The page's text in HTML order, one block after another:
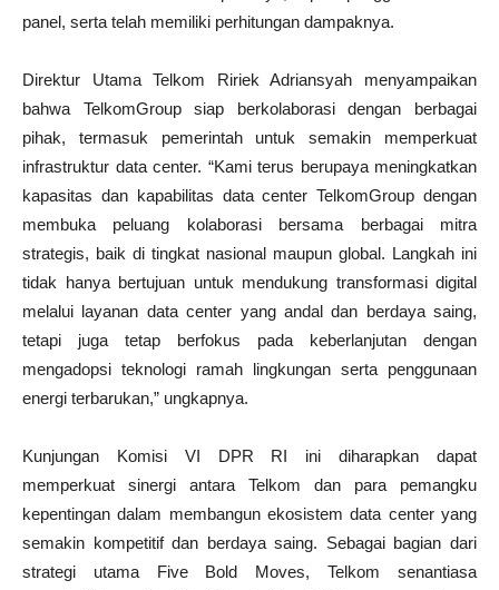
panel, serta telah memiliki perhitungan dampaknya.
Direktur Utama Telkom Ririek Adriansyah menyampaikan
bahwa TelkomGroup siap berkolaborasi dengan berbagai
pihak, termasuk pemerintah untuk semakin memperkuat
infrastruktur data center. “Kami terus berupaya meningkatkan
kapasitas dan kapabilitas data center TelkomGroup dengan
membuka peluang kolaborasi bersama berbagai mitra
strategis, baik di tingkat nasional maupun global. Langkah ini
tidak hanya bertujuan untuk mendukung transformasi digital
melalui layanan data center yang andal dan berdaya saing,
tetapi juga tetap berfokus pada keberlanjutan dengan
mengadopsi teknologi ramah lingkungan serta penggunaan
energi terbarukan,” ungkapnya.
Kunjungan Komisi VI DPR RI ini diharapkan dapat
memperkuat sinergi antara Telkom dan para pemangku
kepentingan dalam membangun ekosistem data center yang
semakin kompetitif dan berdaya saing. Sebagai bagian dari
strategi utama Five Bold Moves, Telkom senantiasa